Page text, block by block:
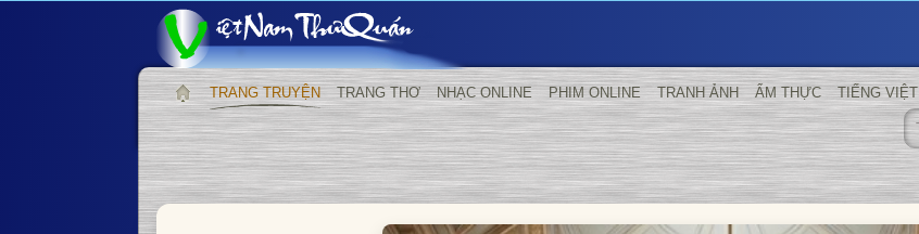
TRANG TRUYỆN TRANG THƠ NHẠC ONLINE PHIM ONLINE TRANH ẢNH ẨM THỰC TIẾNG VIỆT